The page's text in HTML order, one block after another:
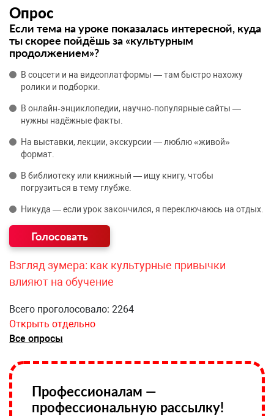
Опрос
Если тема на уроке показалась интересной, куда
ты скорее пойдёшь за «культурным
продолжением»?
В соцсети и на видеоплатформы — там быстро нахожу
ролики и подборки.
В онлайн‑энциклопедии, научно‑популярные сайты —
нужны надёжные факты.
На выставки, лекции, экскурсии — люблю «живой»
формат.
В библиотеку или книжный — ищу книгу, чтобы
погрузиться в тему глубже.
Никуда — если урок закончился, я переключаюсь на отдых.
Взгляд зумера: как культурные привычки
влияют на обучение
Всего проголосовало: 2264
Открыть отдельно
Все опросы
Профессионалам —
профессиональную рассылку!